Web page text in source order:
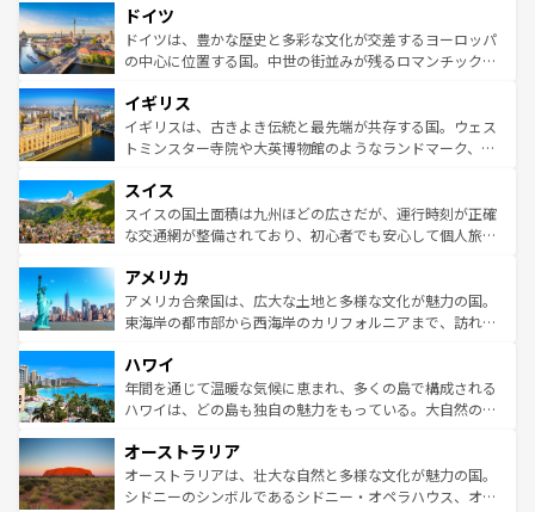
せる。地方によって風土や気候が異なるスペインはその個
性で訪れる人を魅了する。 なお、新着のスペイン情報は コ
ンテンツ一覧を参照してほしい。
で、幅広い魅力が詰まっている。華麗な宮殿、歴史的な大
聖堂、美しいビーチ、そして豊かな自然が、訪れる者を心
から魅了する。また、フランスは美食の国としても知ら
いる。シャンパンの発祥地であるランス、プロヴァンスの
香り高いラベンダー畑など、多彩な楽しみ方が可能だ。さ
らに、パリ以外の地域にも魅力が溢れており、どの街角に
れる地方に足を運ぶとそれぞれで全く異なる文化を体験で
きるだろう。 なお、新着のフランス情報はコンテンツ一覧
を参照してほしい。
ドイツ
ドイツは、豊かな歴史と多彩な文化が交差するヨーロッパ
の中心に位置する国。中世の街並みが残るロマンチック街
顔を持つこの国は、どこを歩いても飽きることがない。ベ
ルリンの文化的活気、バイエルン州のアルプスの絶景、そ
してライン川沿いのワイン畑といった風景は必見。ビール
は、お酒好きな人にはぜひ体験してほしい。 なお、新着の
ドイツ情報はコンテンツ一覧を参照してほしい。
イギリス
イギリスは、古きよき伝統と最先端が共存する国。ウェス
トミンスター寺院や大英博物館のようなランドマーク、歴
リアごとに異なる魅力がある。また、優雅なアフタヌーン
ティー、ビール好きにはたまらない英国パブ、サッカー観
戦など、本場だからこそできる体験も豊富。イギリスを旅
ンツ一覧を参照してほしい。
スイス
スイスの国土面積は九州ほどの広さだが、運行時刻が正確
な交通網が整備されており、初心者でも安心して個人旅行
の建物がそのまま残る町や、スイスならではのユニークな
博物館もあり、アルプス観光だけでなく町歩きも満喫する
ことができる。国民の所得が高いため物価も高いが、旅行
ば市内交通費無料で観光を楽しむこともできる。 なお、新
着のスイス情報はコンテンツ一覧 を参照してほしい。
アメリカ
アメリカ合衆国は、広大な土地と多様な文化が魅力の国。
東海岸の都市部から西海岸のカリフォルニアまで、訪れる
のような巨大都市は、観光、ショッピング、エンターテイ
ンメントが詰まった刺激的なスポットだ。一方、アメリカ
西部には大自然が広がり、グランドキャニオンやイエロー
部のニューオーリンズでは、音楽と美食が融合した独特の
文化が魅力。旅行者はアメリカの各地域で異なる魅力を楽
しみながら、その多様性と豊かな歴史を感じることができ
ハワイ
年間を通じて温暖な気候に恵まれ、多くの島で構成される
ハワイは、どの島も独自の魅力をもっている。大自然の神
ワイ島は見逃せない。また、定番の観光地といえばオアフ
島だが、静かな自然を求めるならマウイ島やカウアイ島が
おすすめ。エメラルドグリーンに輝く海をはじめ、豊かな
オーストラリア
オーストラリアは、壮大な自然と多様な文化が魅力の国。
シドニーのシンボルであるシドニー・オペラハウス、オー